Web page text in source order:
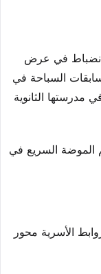
في عرض
السباحة في
الثانوية
الموضة السريع في
الأسرية محور